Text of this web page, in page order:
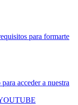
para formarte
acceder a nuestra